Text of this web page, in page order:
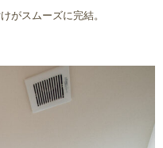
がスムーズに完結。